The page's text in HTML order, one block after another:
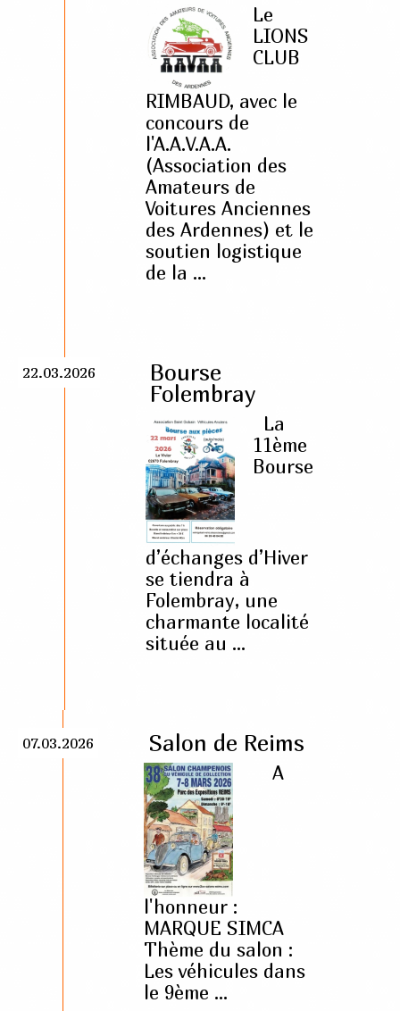
Le
LIONS
CLUB
RIMBAUD, avec le
concours de
l'A.A.V.A.A.
(Association des
Amateurs de
Voitures Anciennes
des Ardennes) et le
soutien logistique
de la ...
22.03.2026
Bourse
Folembray
La
11ème
Bourse
d’échanges d’Hiver
se tiendra à
Folembray, une
charmante localité
située au ...
07.03.2026 Salon de Reims
A
l'honneur :
MARQUE SIMCA
Thème du salon :
Les véhicules dans
le 9ème ...